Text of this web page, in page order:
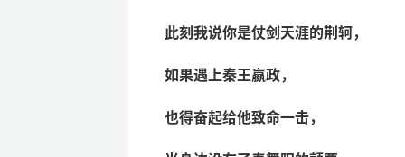
此刻我说你是仗剑天涯的荆轲，
如果遇上秦王嬴政，
也得奋起给他致命一击，